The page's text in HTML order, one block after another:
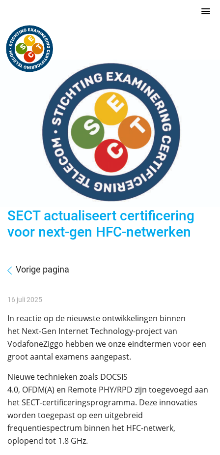
SECT actualiseert certificering
voor next-gen HFC-netwerken
Vorige pagina
16 juli 2025
In reactie op de nieuwste ontwikkelingen binnen
het Next-Gen Internet Technology-project van
VodafoneZiggo hebben we onze eindtermen voor een
groot aantal examens aangepast.
Nieuwe technieken zoals DOCSIS
4.0, OFDM(A) en Remote PHY/RPD zijn toegevoegd aan
het SECT-certificeringsprogramma. Deze innovaties
worden toegepast op een uitgebreid
frequentiespectrum binnen het HFC-netwerk,
oplopend tot 1.8 GHz.